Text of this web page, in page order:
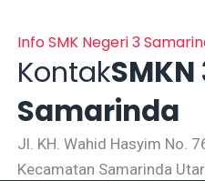
Info SMK Negeri 3
KontakSMKN
Samarinda
Jl. KH. Wahid Hasyim No.
Kecamatan Samarinda